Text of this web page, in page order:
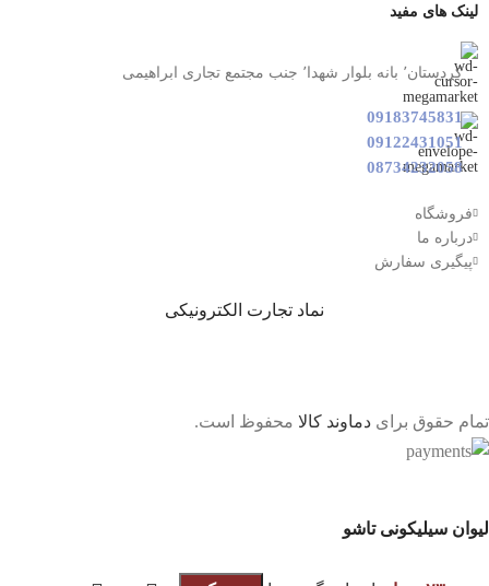
لینک های مفید
کردستان٬ بانه بلوار شهدا٬ جنب مجتمع تجاری ابراهیمی
09183745831
09122431051
08734232058
فروشگاه
درباره ما
پیگیری سفارش
نماد تجارت الکترونیکی
تمام حقوق برای دماوند کالا محفوظ است.
لیوان سیلیکونی تاشو